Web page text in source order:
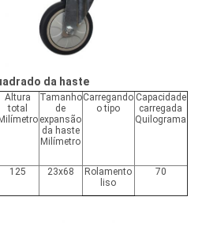
da haste
Altura
total
Milímetro
Tamanho
de
expansão
da haste
Milímetro
Carregando
o tipo
Capacidade
carregada
Quilograma
125 23x68
Rolamento
liso
70